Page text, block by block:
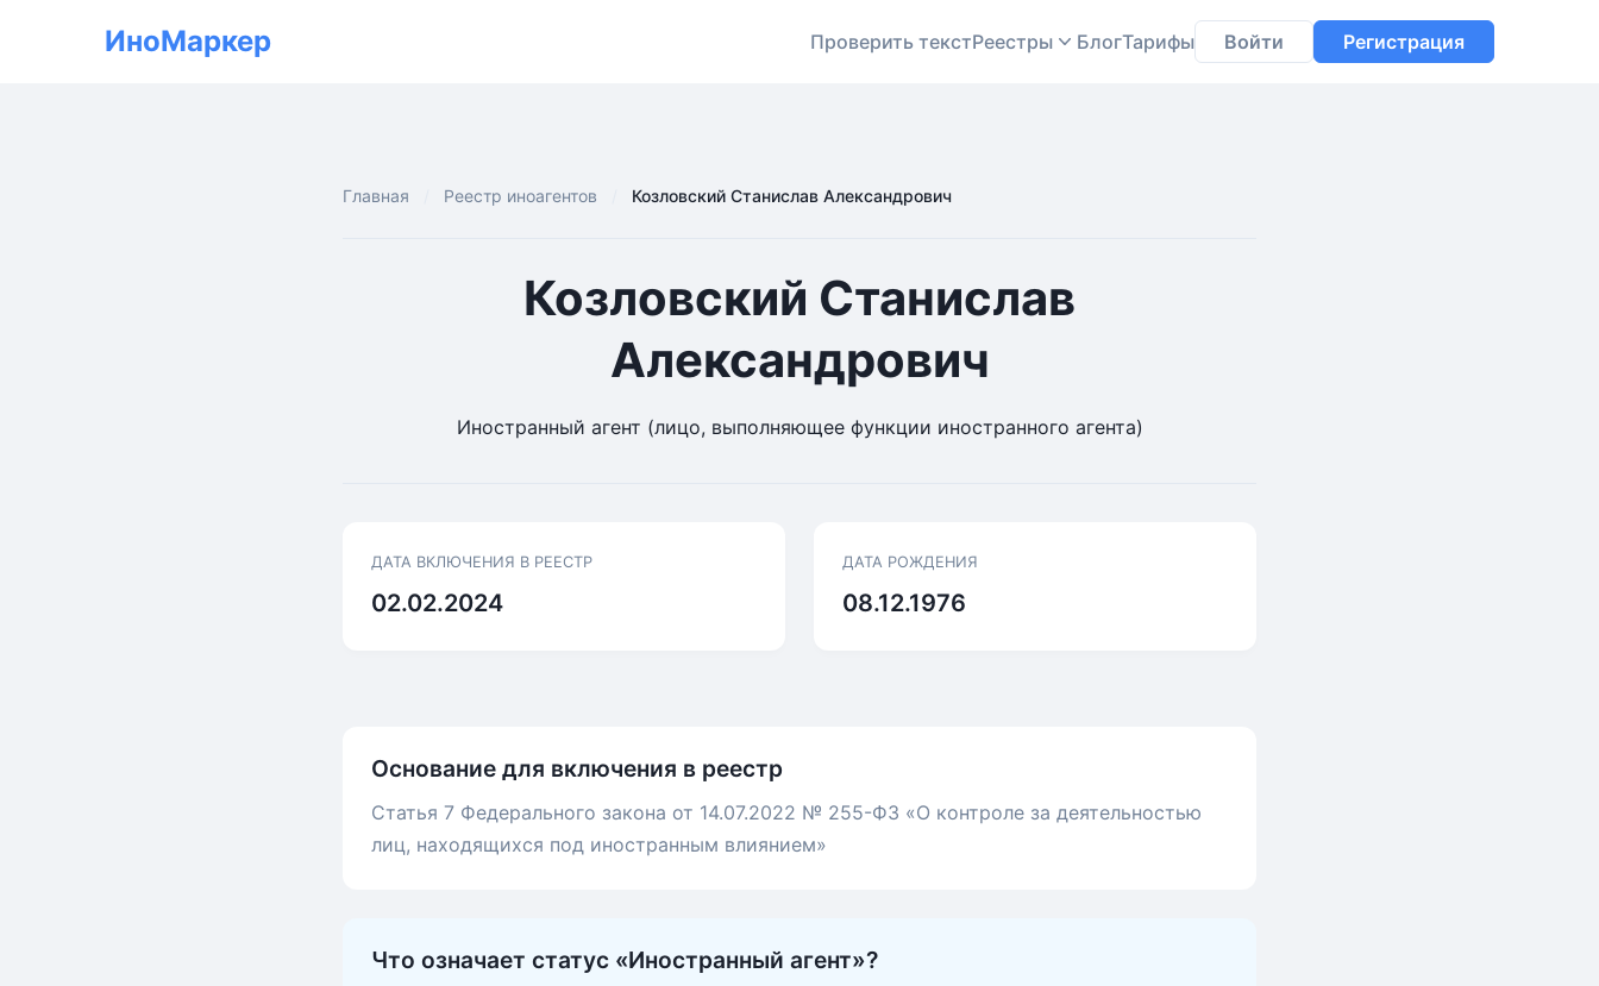
ИноМаркер Проверить текстРеестры БлогТарифы Войти Регистрация
Главная Реестр иноагентов Козловский Станислав Александрович
Козловский Станислав
Александрович
Иностранный агент (лицо, выполняющее функции иностранного агента)
ДАТА ВКЛЮЧЕНИЯ В РЕЕСТР
02.02.2024
ДАТА РОЖДЕНИЯ
08.12.1976
Основание для включения в реестр
Статья 7 Федерального закона от 14.07.2022 № 255-ФЗ «О контроле за деятельностью
лиц, находящихся под иностранным влиянием»
Что означает статус «Иностранный агент»?